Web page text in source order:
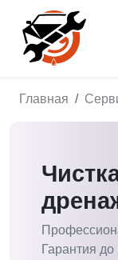
Главная
Гарантия